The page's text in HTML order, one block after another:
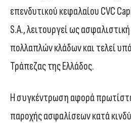
επενδυτικού κεφαλαίου CVC
S.A., λειτουργεί ως
πολλαπλών κλάδων και τελεί
Τράπεζας της Ελλάδος.
Η συγκέντρωση αφορά
παροχής ασφαλίσεων κατά